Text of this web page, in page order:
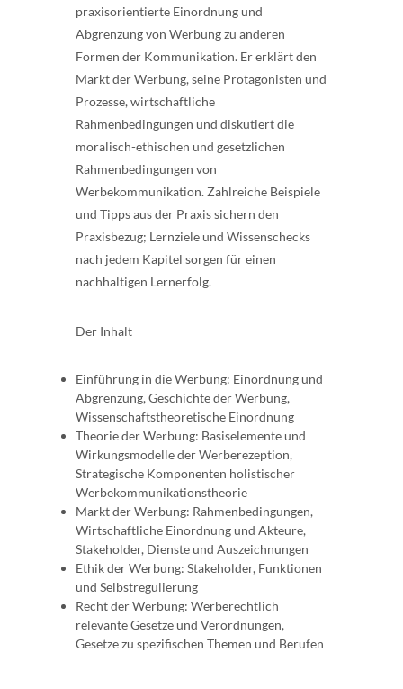
praxisorientierte Einordnung und
Abgrenzung von Werbung zu anderen
Formen der Kommunikation. Er erklärt den
Markt der Werbung, seine Protagonisten und
Prozesse, wirtschaftliche
Rahmenbedingungen und diskutiert die
moralisch-ethischen und gesetzlichen
Rahmenbedingungen von
Werbekommunikation. Zahlreiche Beispiele
und Tipps aus der Praxis sichern den
Praxisbezug; Lernziele und Wissenschecks
nach jedem Kapitel sorgen für einen
nachhaltigen Lernerfolg.
Der Inhalt
Einführung in die Werbung: Einordnung und
Abgrenzung, Geschichte der Werbung,
Wissenschaftstheoretische Einordnung
Theorie der Werbung: Basiselemente und
Wirkungsmodelle der Werberezeption,
Strategische Komponenten holistischer
Werbekommunikationstheorie
Markt der Werbung: Rahmenbedingungen,
Wirtschaftliche Einordnung und Akteure,
Stakeholder, Dienste und Auszeichnungen
Ethik der Werbung: Stakeholder, Funktionen
und Selbstregulierung
Recht der Werbung: Werberechtlich
relevante Gesetze und Verordnungen,
Gesetze zu spezifischen Themen und Berufen